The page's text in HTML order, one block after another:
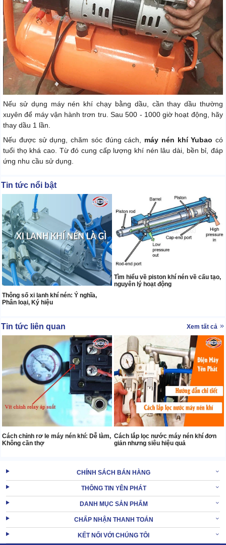
Nếu sử dụng máy nén khí chạy bằng dầu, cần thay dầu thường
xuyên để máy vận hành trơn tru. Sau 500 - 1000 giờ hoạt động, hãy
thay dầu 1 lần.
Nếu được sử dụng, chăm sóc đúng cách, máy nén khí Yubao có
tuổi thọ khá cao. Từ đó cung cấp lượng khí nén lâu dài, bền bỉ, đáp
ứng nhu cầu sử dụng.
Tin tức nổi bật
Thông số xi lanh khí nén: Ý nghĩa,
Phân loại, Ký hiệu
Tìm hiểu về piston khí nén về cấu tạo,
nguyên lý hoạt động
Tin tức liên quan Xem tất cả
Cách chỉnh rơ le máy nén khí: Dễ làm,
Không cần thợ
Cách lắp lọc nước máy nén khí đơn
giản nhưng siêu hiệu quả
CHÍNH SÁCH BÁN HÀNG
THÔNG TIN YÊN PHÁT
DANH MỤC SẢN PHẨM
CHẤP NHẬN THANH TOÁN
KẾT NỐI VỚI CHÚNG TÔI